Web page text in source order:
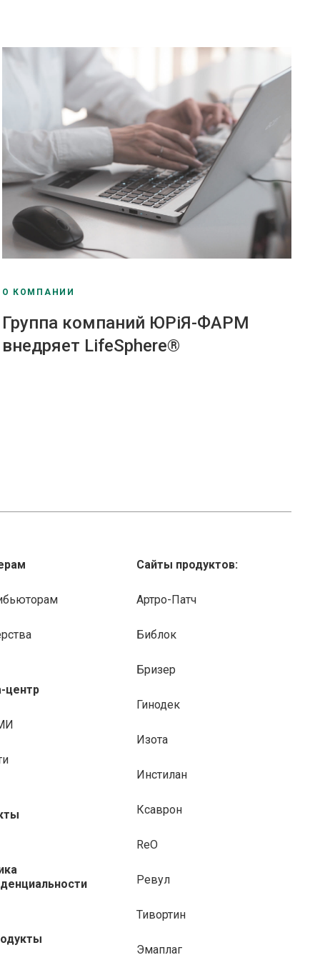
О КОМПАНИИ
Группа компаний ЮРіЯ-ФАРМ
внедряет LifeSphere®
центр
Сайты продуктов:
Артро-Патч
Библок
Бризер
Гинодек
Изота
Инстилан
Ксаврон
ReO
Ревул
Тивортин
Эмаплаг